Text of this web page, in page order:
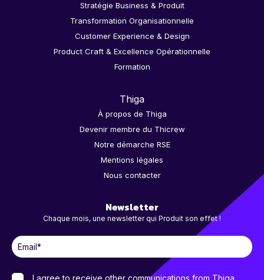
Stratégie Business & Produit
Transformation Organisationnelle
Customer Experience & Design
Product Craft & Excellence Opérationnelle
Formation
Thiga
À propos de Thiga
Devenir membre du Thicrew
Notre démarche RSE
Mentions légales
Nous contacter
Newsletter
Chaque mois, une newsletter qui Produit son effet !